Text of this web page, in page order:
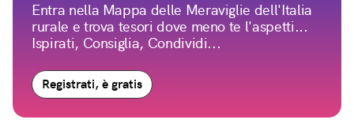
Entra nella Mappa delle Meraviglie dell'Italia
rurale e trova tesori dove meno te l'aspetti...
Ispirati, Consiglia, Condividi...
Registrati, è gratis